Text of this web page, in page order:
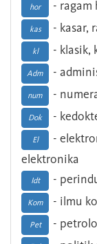
hor - ragam
kas - kasar,
kl - klasik,
Adm -
num -
Dok -
El
-
elektronika
Idt -
Kom - ilmu
Pet -